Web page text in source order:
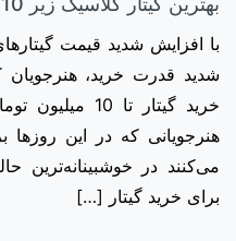
با افزایش شدید قیمت
شدید قدرت خرید، هنرجویان
خرید گیتار تا
هنرجویانی که در این روزها
برای خرید گیتار […]